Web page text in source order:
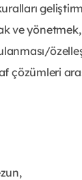
ve yönetmek,
çözümleri